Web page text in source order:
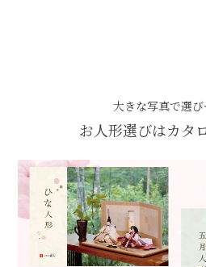
大きな写真で選び
お人形選びはカタ